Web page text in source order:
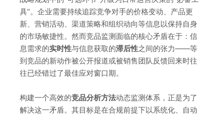
具”。企业需要持续追踪竞争对手的价格变动、产品更
新、营销活动、渠道策略和组织动向等信息以保持自身
的市场敏捷性。然而竞品监测面临的核心矛盾在于：信
息需求的实时性与信息获取的滞后性之间的张力——等
到竞品的新动作被公开报道或被销售团队反馈回来时往
往已经错过了最佳应对窗口期。
构建一个高效的竞品分析方法动态监测体系，正是为了
解决这一矛盾。其目标是在合规前提下以系统化、自动